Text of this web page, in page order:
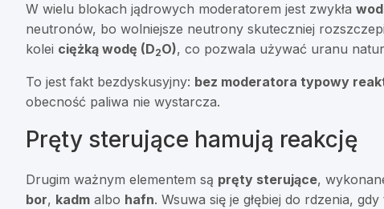
W wielu blokach jądrowych moderatorem jest zwykła
neutronów, bo wolniejsze neutrony skuteczniej
kolei ciężką wodę (D2O), co pozwala używać uranu
To jest fakt bezdyskusyjny: bez moderatora typowy
obecność paliwa nie wystarcza.
Pręty sterujące hamują reakcję
Drugim ważnym elementem są pręty sterujące,
bor, kadm albo hafn. Wsuwa się je głębiej do rdzenia,